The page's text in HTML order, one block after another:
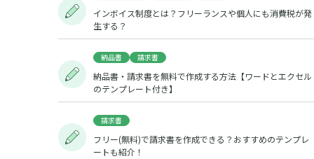
インボイス制度とは？フリーランスや個人にも消費税が発
生する？
納品書 請求書
納品書・請求書を無料で作成する方法【ワードとエクセル
のテンプレート付き】
請求書
フリー(無料)で請求書を作成できる？おすすめのテンプレ
ートも紹介！